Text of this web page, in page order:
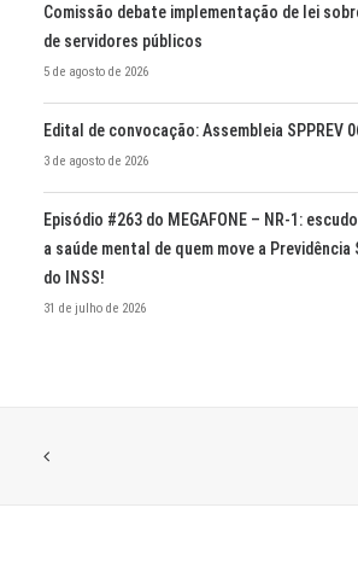
Comissão debate implementação de lei
de servidores públicos
5 de agosto de 2026
Edital de convocação: Assembleia SPPREV
3 de agosto de 2026
Episódio #263 do MEGAFONE – NR-1:
a saúde mental de quem move a
do INSS!
31 de julho de 2026